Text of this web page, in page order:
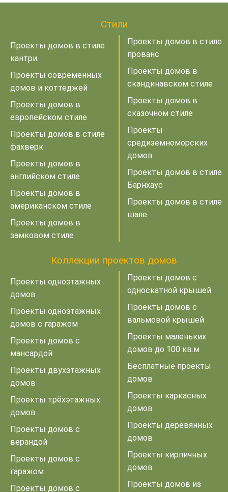
Стили
Проекты домов в стиле
кантри
Проекты современных
домов и коттеджей
Проекты домов в
европейском стиле
Проекты домов в стиле
фахверк
Проекты домов в
английском стиле
Проекты домов в
американском стиле
Проекты домов в
замковом стиле
Проекты домов в стиле
прованс
Проекты домов в
скандинавском стиле
Проекты домов в
сказочном стиле
Проекты
средиземноморских
домов
Проекты домов в стиле
Барнхаус
Проекты домов в стиле
шале
Коллекции проектов домов
Проекты одноэтажных
домов
Проекты одноэтажных
домов с гаражом
Проекты домов с
мансардой
Проекты двухэтажных
домов
Проекты трёхэтажных
домов
Проекты домов с
верандой
Проекты домов с
гаражом
Проекты домов с
Проекты домов с
односкатной крышей
Проекты домов с
вальмовой крышей
Проекты маленьких
домов до 100 кв.м
Бесплатные проекты
домов
Проекты каркасных
домов
Проекты деревянных
домов
Проекты кирпичных
домов
Проекты домов из